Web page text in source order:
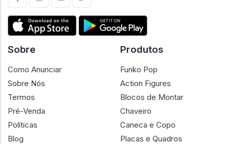
Sobre
Como Anunciar
Sobre Nós
Termos
Pré-Venda
Políticas
Blog
Produtos
Funko Pop
Action Figures
Blocos de Montar
Chaveiro
Caneca e Copo
Placas e Quadros